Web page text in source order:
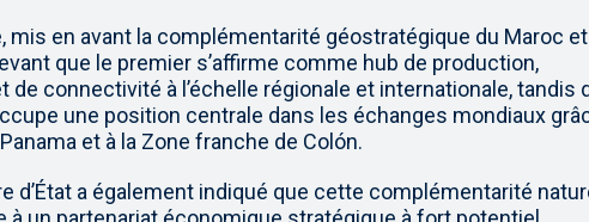
mis en avant la complémentarité géostratégique du Maroc
que le premier s’affirme comme hub de production,
de connectivité à l’échelle régionale et internationale, tandis
une position centrale dans les échanges mondiaux
et à la Zone franche de Colón.
d’État a également indiqué que cette complémentarité